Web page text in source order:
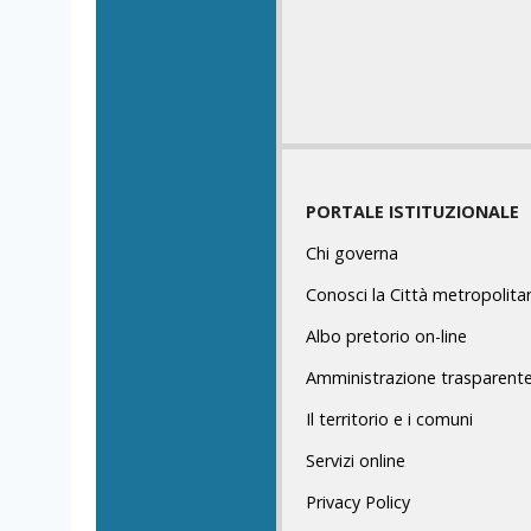
PORTALE ISTITUZIONALE
Chi governa
Conosci la Città
Albo pretorio on-line
Amministrazione trasparente
Il territorio e i comuni
Servizi online
Privacy Policy